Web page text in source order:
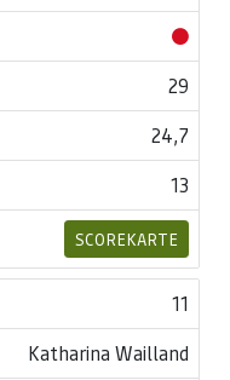
29
24,7
13
SCOREKARTE
11
Katharina Wailland